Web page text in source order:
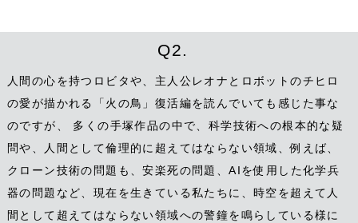
Q2.
人間の心を持つロビタや、主人公レオナとロボットのチヒロ
の愛が描かれる「火の鳥」復活編を読んでいても感じた事な
のですが、 多くの手塚作品の中で、科学技術への根本的な疑
問や、人間として倫理的に超えてはならない領域、例えば、
クローン技術の問題も、安楽死の問題、AIを使用した化学兵
器の問題など、現在を生きている私たちに、時空を超えて人
間として超えてはならない領域への警鐘を鳴らしている様に